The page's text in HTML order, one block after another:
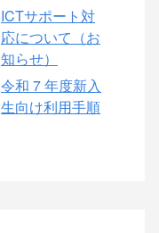
ICTサポート対
応について（お
知らせ）
令和 7 年度新入
生向け利用手順